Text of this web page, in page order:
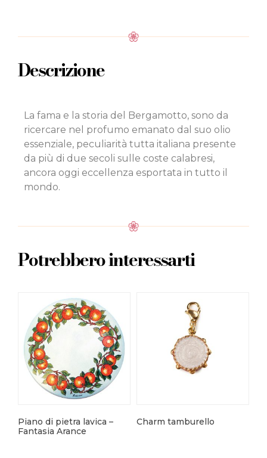
Descrizione
La fama e la storia del Bergamotto, sono da
ricercare nel profumo emanato dal suo olio
essenziale, peculiarità tutta italiana presente
da più di due secoli sulle coste calabresi,
ancora oggi eccellenza esportata in tutto il
mondo.
Potrebbero interessarti
Piano di pietra lavica –
Fantasia Arance
Charm tamburello